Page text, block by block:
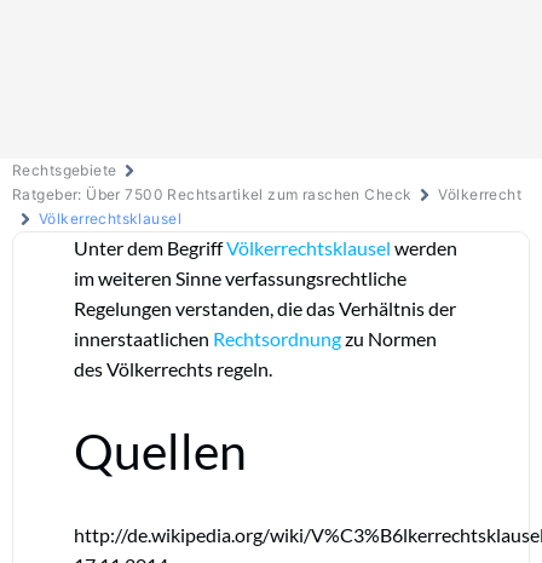
Rechtsgebiete
Ratgeber: Über 7500 Rechtsartikel zum raschen Check
Völkerrecht
Völkerrechtsklausel
Unter dem BegriffVölkerrechtsklausel werden
im weiteren Sinne verfassungsrechtliche
Regelungen verstanden, die das Verhältnis der
innerstaatlichen Rechtsordnungzu Normen
des Völkerrechts regeln.
Quellen
http://de.wikipedia.org/wiki/